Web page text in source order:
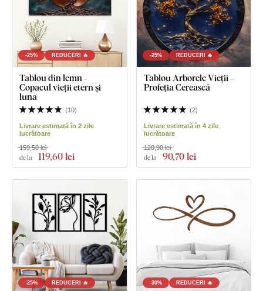
-25% REDUCERI 🔥
Tablou din lemn -
Copacul vieții etern și
luna
(10)
Livrare estimată în 2 zile
lucrătoare
de la 119,60 lei
159,50 lei
-25% REDUCERI 🔥
Tablou Arborele Vieții -
Profeția Cerească
(2)
Livrare estimată în 4 zile
lucrătoare
de la 90,70 lei
120,90 lei
-25% REDUCERI 🔥 -30% REDUCERI 🔥